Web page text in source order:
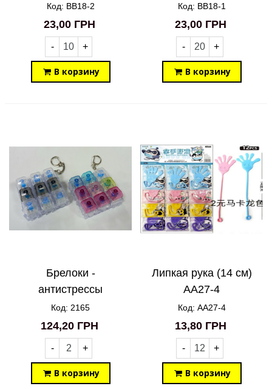
Код: BB18-2
23,00 ГРН
- +
В корзину
Код: BB18-1
23,00 ГРН
- +
В корзину
Брелоки -
антистрессы
светящаяся
клавиатура 9 клавиш
кейкап кликер
Код: 2165
124,20 ГРН
- +
В корзину
Липкая рука (14 см)
AA27-4
Код: AA27-4
13,80 ГРН
- +
В корзину